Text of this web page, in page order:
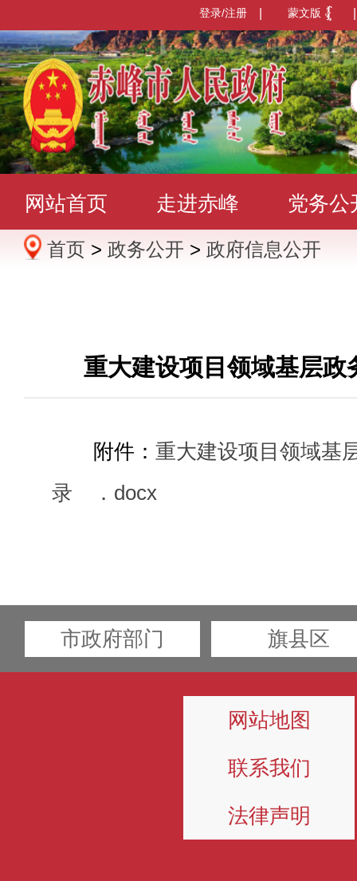
蒙文版
登录/注册
网站首页 走进赤峰 党务公
办事服务 政民互动 数据发
首页 > 政务公开 > 政府信息公开
重大建设项目领域基层政
附件： 重大建设项目领域基
录 ．docx
市政府部门 旗县区
网站地图
联系我们
法律声明